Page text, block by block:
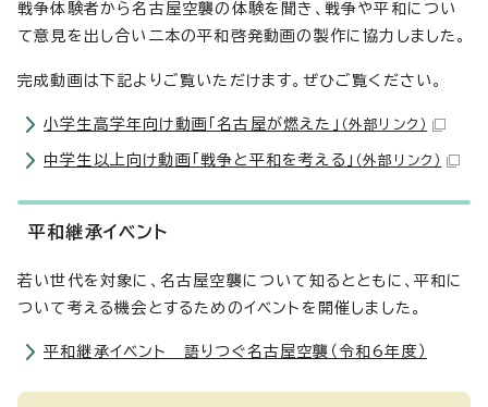
戦争体験者から名古屋空襲の体験を聞き、戦争や平和につい
て意見を出し合い二本の平和啓発動画の製作に協力しました。
完成動画は下記よりご覧いただけます。ぜひご覧ください。
小学生高学年向け動画「名古屋が燃えた」 （外部リンク）
中学生以上向け動画「戦争と平和を考える」 （外部リンク）
平和継承イベント
若い世代を対象に、名古屋空襲について知るとともに、平和に
ついて考える機会とするためのイベントを開催しました。
平和継承イベント 語りつぐ名古屋空襲（令和6年度）